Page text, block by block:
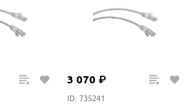
3 070 ₽
ID: 735241